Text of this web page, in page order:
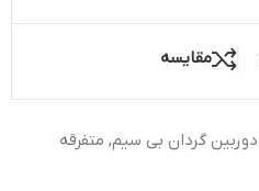
مقایسه
دوربین گردان بی سیم, متفرقه